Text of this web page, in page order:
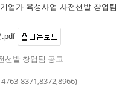
업가 육성사업 사전선발 창업팀
.pdf
선발 창업팀 공고
8371,8372,8966)